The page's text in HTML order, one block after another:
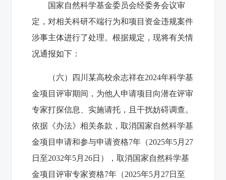
国家自然科学基金委员会经委务会议审
定，对相关科研不端行为和项目资金违规案件
涉事主体进行了处理。根据规定，现将有关情
况通报如下：
（六）四川某高校余志祥在2024年科学基
金项目评审期间，为他人申请项目向潜在评审
专家打探信息、实施请托，且干扰妨碍调查。
依据《办法》相关条款，取消国家自然科学基
金项目申请和参与申请资格7年（2025年5月27
日至2032年5月26日），取消国家自然科学基
金项目评审专家资格7年（2025年5月27日至